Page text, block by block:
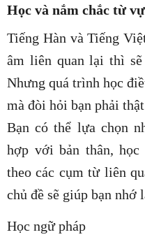
Học và nắm chắc từ
Tiếng Hàn và Tiếng
âm liên quan lại thì
Nhưng quá trình học
mà đòi hỏi bạn phải
Bạn có thể lựa chọn
hợp với bản thân, học
theo các cụm từ liên
chủ đề sẽ giúp bạn nhớ
Học ngữ pháp